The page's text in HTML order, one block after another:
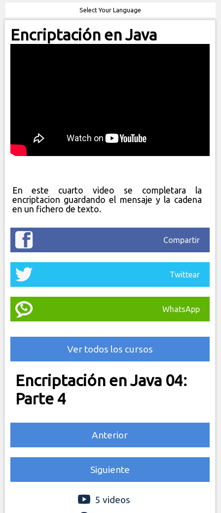
Encriptación en Java
En este cuarto video se completara la
encriptacion guardando el mensaje y la cadena
en un fichero de texto.
Compartir
Twittear
WhatsApp
Ver todos los cursos
Encriptación en Java 04:
Parte 4
Anterior
Siguiente
5 videos
Select Your Language